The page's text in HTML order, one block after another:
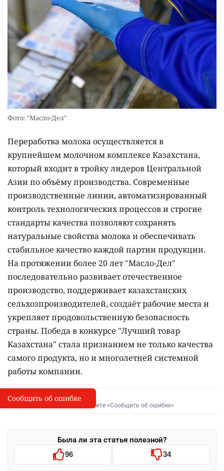
Фото: "Масло-Дел"
Переработка молока осуществляется в
крупнейшем молочном комплексе Казахстана,
который входит в тройку лидеров Центральной
Азии по объёму производства. Современные
производственные линии, автоматизированный
контроль технологических процессов и строгие
стандарты качества позволяют сохранять
натуральные свойства молока и обеспечивать
стабильное качество каждой партии продукции.
На протяжении более 20 лет "Масло-Дел"
последовательно развивает отечественное
производство, поддерживает казахстанских
сельхозпроизводителей, создаёт рабочие места и
укрепляет продовольственную безопасность
страны. Победа в конкурсе "Лучший товар
Казахстана" стала признанием не только качества
самого продукта, но и многолетней системной
работы компании.
I
Сообщить об опечатке
Выделите фрагмент и нажмите «Сообщить об ошибке»
Была ли эта статья полезной?
96 34
Сообщить об ошибке